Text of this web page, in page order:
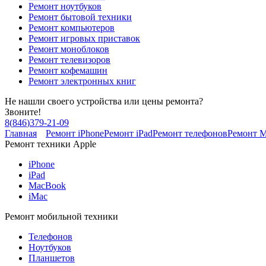
Ремонт ноутбуков
Ремонт бытовой техники
Ремонт компьютеров
Ремонт игровых приставок
Ремонт моноблоков
Ремонт телевизоров
Ремонт кофемашин
Ремонт электронных книг
Не нашли своего устройства или цены ремонта?
Звоните!
8(846)379-21-09
Главная
Ремонт iPhoneРемонт iPadРемонт телефоновРемонт
Ремонт техники Apple
iPhone
iPad
MacBook
iMac
Ремонт мобильной техники
Телефонов
Ноутбуков
Планшетов